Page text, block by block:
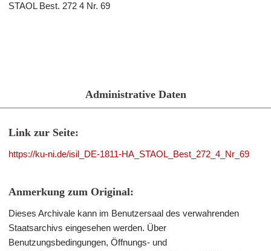
STAOL Best. 272 4 Nr. 69
Administrative Daten
Link zur Seite:
https://ku-ni.de/isil_DE-1811-HA_STAOL_Best_272_4_Nr_69
Anmerkung zum Original:
Dieses Archivale kann im Benutzersaal des verwahrenden
Staatsarchivs eingesehen werden. Über
Benutzungsbedingungen, Öffnungs- und